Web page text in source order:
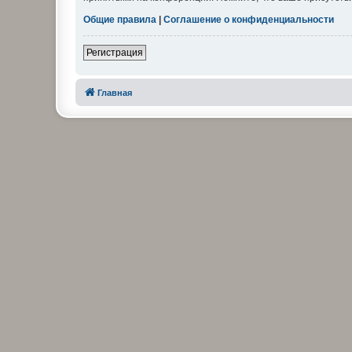
Общие правила | Соглашение о конфиденциальности
Регистрация
Главная